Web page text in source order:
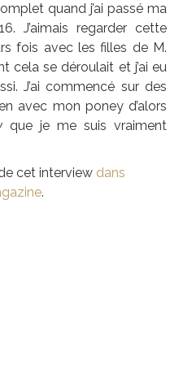
quand j’ai passé ma
J’aimais regarder cette
fois avec les filles de M.
cela se déroulait et j’ai eu
J’ai commencé sur des
avec mon poney d’alors
que je me suis vraiment
cet interview dans
.